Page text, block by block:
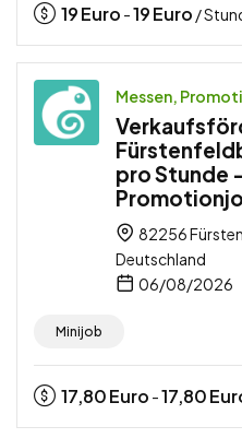
19Euro -19Euro /
Messen,
pro Stunde
82256
Deutschland
06/08/2026
Minijob
17,80Euro -17,80